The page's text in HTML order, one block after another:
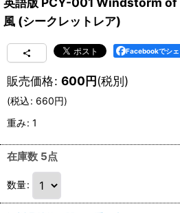
風 (シークレットレア)
Facebookでシ
販売価格: 600円(税別)
(税込: 660円)
重み: 1
在庫数 5点
数量: